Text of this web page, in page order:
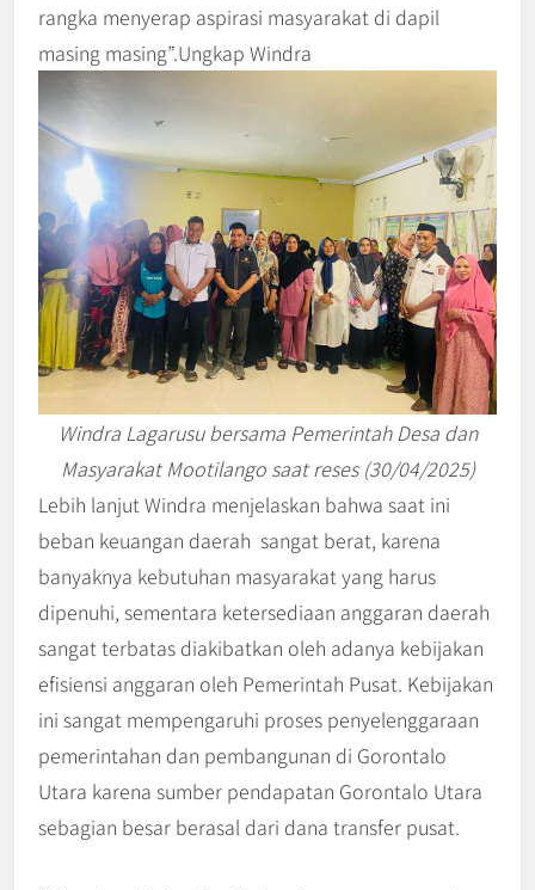
rangka menyerap aspirasi masyarakat di dapil
masing masing”.Ungkap Windra
Windra Lagarusu bersama Pemerintah Desa dan
Masyarakat Mootilango saat reses (30/04/2025)
Lebih lanjut Windra menjelaskan bahwa saat ini
beban keuangan daerah sangat berat, karena
banyaknya kebutuhan masyarakat yang harus
dipenuhi, sementara ketersediaan anggaran daerah
sangat terbatas diakibatkan oleh adanya kebijakan
efisiensi anggaran oleh Pemerintah Pusat. Kebijakan
ini sangat mempengaruhi proses penyelenggaraan
pemerintahan dan pembangunan di Gorontalo
Utara karena sumber pendapatan Gorontalo Utara
sebagian besar berasal dari dana transfer pusat.